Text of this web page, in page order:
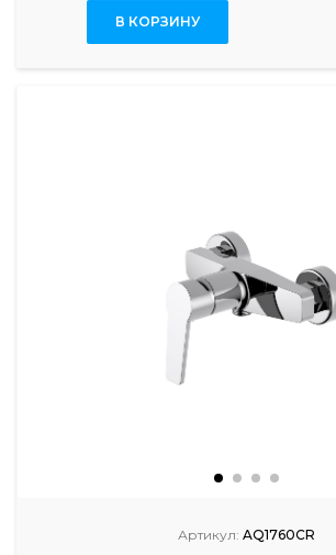
В КОРЗИНУ
Артикул: AQ1760CR